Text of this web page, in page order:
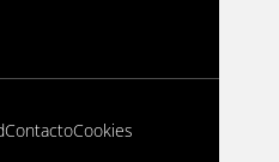
ContactoCookies